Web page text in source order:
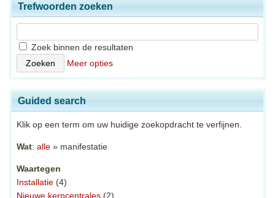
Trefwoorden zoeken
Zoek binnen de resultaten
Meer opties
Guided search
Klik op een term om uw huidige zoekopdracht te verfijnen.
Wat: alle » manifestatie
Waartegen
Installatie (4)
Nieuwe kerncentrales (2)